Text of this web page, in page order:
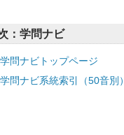
：学問ナビ
学問ナビトップページ
学問ナビ系統索引（50音別）